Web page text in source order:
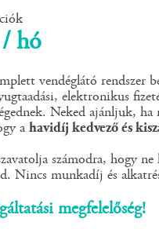
hó
vendéglátó rendszer
elektronikus
Neked ajánljuk, ha
a havidíj kedvező és
számodra, hogy ne
Nincs munkadíj és
megfelelőség!